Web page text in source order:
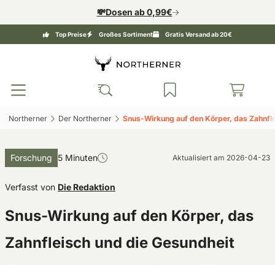
💸Dosen ab 0,99€
Top Preise Großes Sortiment Gratis Versand ab 20€
Northerner‎ Der Northerner‎ Snus-Wirkung auf den Körper, das
Forschung 5 Minuten Aktualisiert am 2026-04-23
Verfasst von Die Redaktion
Snus-Wirkung auf den Körper, das
Zahnfleisch und die Gesundheit